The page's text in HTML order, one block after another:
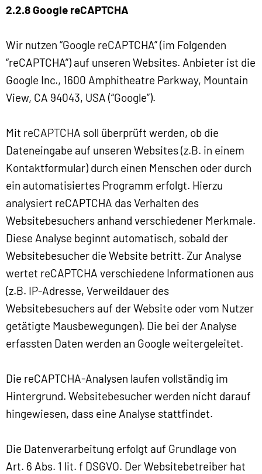
2.2.8 Google reCAPTCHA
Wir nutzen “Google reCAPTCHA” (im Folgenden
“reCAPTCHA”) auf unseren Websites. Anbieter ist die
Google Inc., 1600 Amphitheatre Parkway, Mountain
View, CA 94043, USA (“Google”).
Mit reCAPTCHA soll überprüft werden, ob die
Dateneingabe auf unseren Websites (z.B. in einem
Kontaktformular) durch einen Menschen oder durch
ein automatisiertes Programm erfolgt. Hierzu
analysiert reCAPTCHA das Verhalten des
Websitebesuchers anhand verschiedener Merkmale.
Diese Analyse beginnt automatisch, sobald der
Websitebesucher die Website betritt. Zur Analyse
wertet reCAPTCHA verschiedene Informationen aus
(z.B. IP-Adresse, Verweildauer des
Websitebesuchers auf der Website oder vom Nutzer
getätigte Mausbewegungen). Die bei der Analyse
erfassten Daten werden an Google weitergeleitet.
Die reCAPTCHA-Analysen laufen vollständig im
Hintergrund. Websitebesucher werden nicht darauf
hingewiesen, dass eine Analyse stattfindet.
Die Datenverarbeitung erfolgt auf Grundlage von
Art. 6 Abs. 1 lit. f DSGVO. Der Websitebetreiber hat